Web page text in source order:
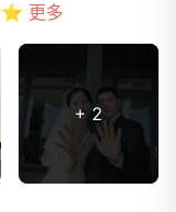
更多
+ 2